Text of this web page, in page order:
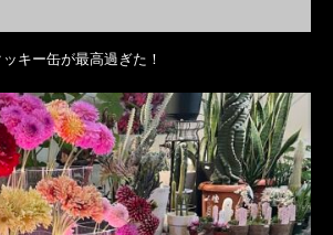
キー缶が最高過ぎた！